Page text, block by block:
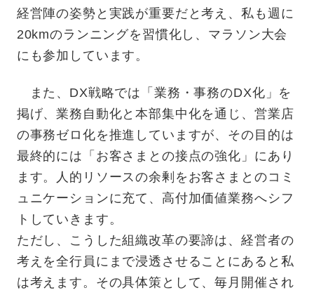
経営陣の姿勢と実践が重要だと考え、私も週に
20kmのランニングを習慣化し、マラソン大会
にも参加しています。
また、DX戦略では「業務・事務のDX化」を
掲げ、業務自動化と本部集中化を通じ、営業店
の事務ゼロ化を推進していますが、その目的は
最終的には「お客さまとの接点の強化」にあり
ます。人的リソースの余剰をお客さまとのコミ
ュニケーションに充て、高付加価値業務へシフ
トしていきます。
ただし、こうした組織改革の要諦は、経営者の
考えを全行員にまで浸透させることにあると私
は考えます。その具体策として、毎月開催され